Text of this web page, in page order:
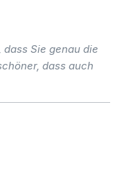
Sie genau die
dass auch